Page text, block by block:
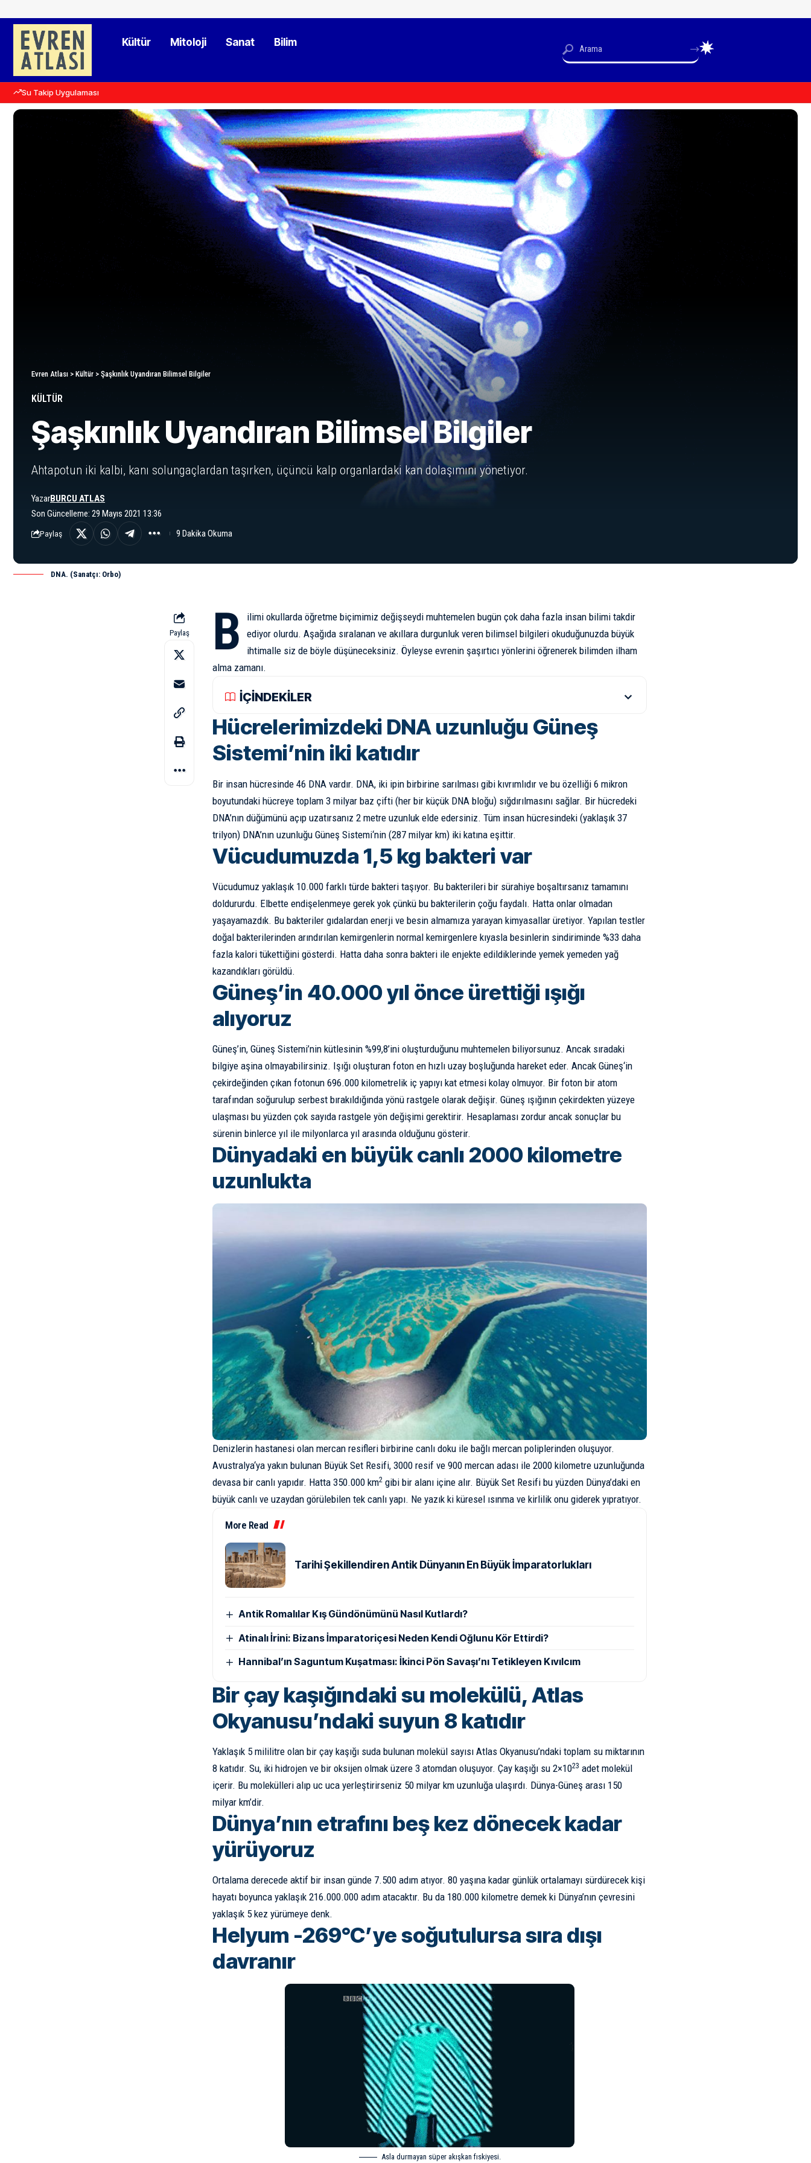
Kültür Mitoloji Sanat Bilim
Su Takip Uygulaması
Evren Atlası > Kültür > Şaşkınlık Uyandıran Bilimsel Bilgiler
KÜLTÜR
Şaşkınlık Uyandıran Bilimsel Bilgiler
Ahtapotun iki kalbi, kanı solungaçlardan taşırken, üçüncü kalp organlardaki kan dolaşımını yönetiyor.
Son Güncelleme: 29 Mayıs 2021 13:36
YazarBURCU ATLAS
Paylaş 9 Dakika Okuma
DNA. (Sanatçı: Orbo)
Paylaş B
ilimi okullarda öğretme biçimimiz değişseydi muhtemelen bugün çok daha fazla insan bilimi takdir
ediyor olurdu. Aşağıda sıralanan ve akıllara durgunluk veren bilimsel bilgileri okuduğunuzda büyük
ihtimalle siz de böyle düşüneceksiniz. Öyleyse evrenin şaşırtıcı yönlerini öğrenerek bilimden ilham
alma zamanı.
İÇİNDEKİLER
Hücrelerimizdeki DNA uzunluğu Güneş
Sistemi’nin iki katıdır
Bir insan hücresinde 46 DNA vardır. DNA, iki ipin birbirine sarılması gibi kıvrımlıdır ve bu özelliği 6 mikron
boyutundaki hücreye toplam 3 milyar baz çifti (her bir küçük DNA bloğu) sığdırılmasını sağlar. Bir hücredeki
DNA’nın düğümünü açıp uzatırsanız 2 metre uzunluk elde edersiniz. Tüm insan hücresindeki (yaklaşık 37
trilyon) DNA’nın uzunluğu Güneş Sistemi‘nin (287 milyar km) iki katına eşittir.
Vücudumuzda 1,5 kg bakteri var
Vücudumuz yaklaşık 10.000 farklı türde bakteri taşıyor. Bu bakterileri bir sürahiye boşaltırsanız tamamını
doldururdu. Elbette endişelenmeye gerek yok çünkü bu bakterilerin çoğu faydalı. Hatta onlar olmadan
yaşayamazdık. Bu bakteriler gıdalardan enerji ve besin almamıza yarayan kimyasallar üretiyor. Yapılan testler
doğal bakterilerinden arındırılan kemirgenlerin normal kemirgenlere kıyasla besinlerin sindiriminde %33 daha
fazla kalori tükettiğini gösterdi. Hatta daha sonra bakteri ile enjekte edildiklerinde yemek yemeden yağ
kazandıkları görüldü.
Güneş’in 40.000 yıl önce ürettiği ışığı
alıyoruz
Güneş’in, Güneş Sistemi’nin kütlesinin %99,8’ini oluşturduğunu muhtemelen biliyorsunuz. Ancak sıradaki
bilgiye aşina olmayabilirsiniz. Işığı oluşturan foton en hızlı uzay boşluğunda hareket eder. Ancak Güneş‘in
çekirdeğinden çıkan fotonun 696.000 kilometrelik iç yapıyı kat etmesi kolay olmuyor. Bir foton bir atom
tarafından soğurulup serbest bırakıldığında yönü rastgele olarak değişir. Güneş ışığının çekirdekten yüzeye
ulaşması bu yüzden çok sayıda rastgele yön değişimi gerektirir. Hesaplaması zordur ancak sonuçlar bu
sürenin binlerce yıl ile milyonlarca yıl arasında olduğunu gösterir.
Dünyadaki en büyük canlı 2000 kilometre
uzunlukta
Denizlerin hastanesi olan mercan resifleri birbirine canlı doku ile bağlı mercan poliplerinden oluşuyor.
Avustralya‘ya yakın bulunan Büyük Set Resifi, 3000 resif ve 900 mercan adası ile 2000 kilometre uzunluğunda
devasa bir canlı yapıdır. Hatta 350.000 km2 gibi bir alanı içine alır. Büyük Set Resifi bu yüzden Dünya’daki en
büyük canlı ve uzaydan görülebilen tek canlı yapı. Ne yazık ki küresel ısınma ve kirlilik onu giderek yıpratıyor.
More Read
Tarihi Şekillendiren Antik Dünyanın En Büyük İmparatorlukları
Antik Romalılar Kış Gündönümünü Nasıl Kutlardı?
Atinalı İrini: Bizans İmparatoriçesi Neden Kendi Oğlunu Kör Ettirdi?
Hannibal’ın Saguntum Kuşatması: İkinci Pön Savaşı’nı Tetikleyen Kıvılcım
Bir çay kaşığındaki su molekülü, Atlas
Okyanusu’ndaki suyun 8 katıdır
Yaklaşık 5 mililitre olan bir çay kaşığı suda bulunan molekül sayısı Atlas Okyanusu’ndaki toplam su miktarının
8 katıdır. Su, iki hidrojen ve bir oksijen olmak üzere 3 atomdan oluşuyor. Çay kaşığı su 2×1023 adet molekül
içerir. Bu molekülleri alıp uc uca yerleştirirseniz 50 milyar km uzunluğa ulaşırdı. Dünya-Güneş arası 150
milyar km’dir.
Dünya’nın etrafını beş kez dönecek kadar
yürüyoruz
Ortalama derecede aktif bir insan günde 7.500 adım atıyor. 80 yaşına kadar günlük ortalamayı sürdürecek kişi
hayatı boyunca yaklaşık 216.000.000 adım atacaktır. Bu da 180.000 kilometre demek ki Dünya’nın çevresini
yaklaşık 5 kez yürümeye denk.
Helyum -269°C’ye soğutulursa sıra dışı
davranır
Asla durmayan süper akışkan fıskiyesi.